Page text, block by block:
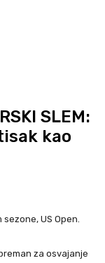
SLEM:
kao
US Open.
za osvajanje